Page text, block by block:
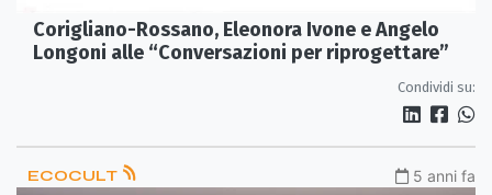
Corigliano-Rossano, Eleonora Ivone e Angelo
Longoni alle “Conversazioni per riprogettare”
Condividi su:
ECOCULT 5 anni fa